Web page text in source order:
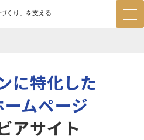
くり」を支える
に特化した
ムページ
アサイト